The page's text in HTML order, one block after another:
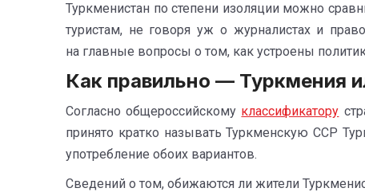
Туркменистан по степени изоляции можно
туристам, не говоря уж о журналистах и
на главные вопросы о том, как устроены
Как правильно — Туркмения
Согласно общероссийскому классификатору
принято кратко называть Туркменскую ССР
употребление обоих вариантов.
Сведений о том, обижаются ли жители